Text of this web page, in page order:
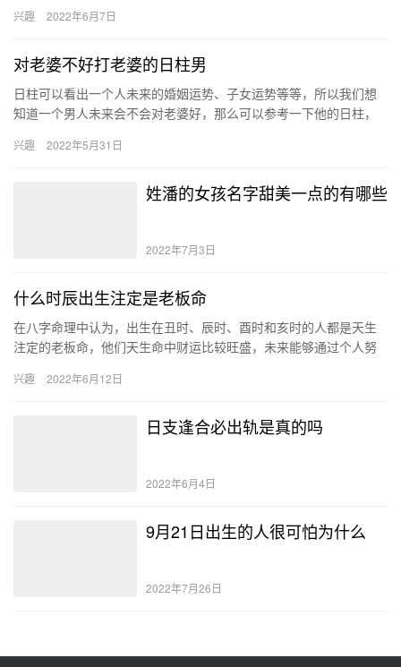
十大…
兴趣 2022年6月7日
对老婆不好打老婆的日柱男
日柱可以看出一个人未来的婚姻运势、子女运势等等，所以我们想
知道一个男人未来会不会对老婆好，那么可以参考一下他的日柱，
等。 …
兴趣 2022年5月31日
姓潘的女孩名字甜美一点的有哪些
2022年7月3日
什么时辰出生注定是老板命
在八字命理中认为，出生在丑时、辰时、酉时和亥时的人都是天生
注定的老板命，他们天生命中财运比较旺盛，未来能够通过个人努
时-…
兴趣 2022年6月12日
日支逢合必出轨是真的吗
2022年6月4日
9月21日出生的人很可怕为什么
2022年7月26日